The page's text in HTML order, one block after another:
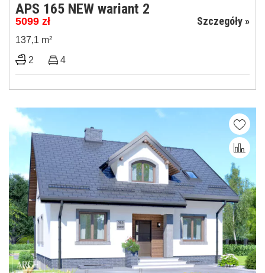
APS 165 NEW wariant 2
5099 zł Szczegóły »
137,1 m2
2 4